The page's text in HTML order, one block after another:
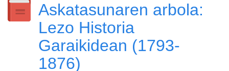
Askatasunaren arbola:
Lezo Historia
Garaikidean (1793-
1876)